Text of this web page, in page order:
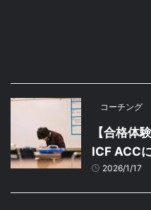
コーチング
【合格体
ICF ACC
2026/1/17